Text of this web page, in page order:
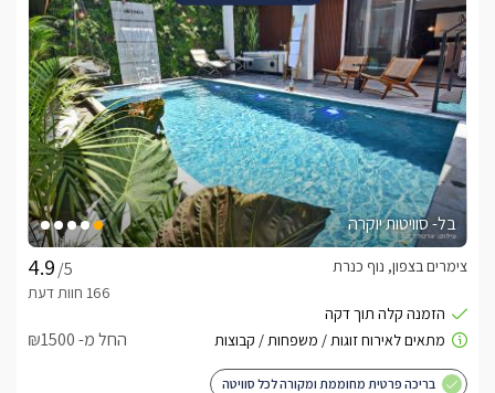
בל- סוויטות יוקרה
/5
צימרים בצפון, נוף כנרת
החל מ- ₪1500
בריכה פרטית מחוממת ומקורה לכל סוויטה